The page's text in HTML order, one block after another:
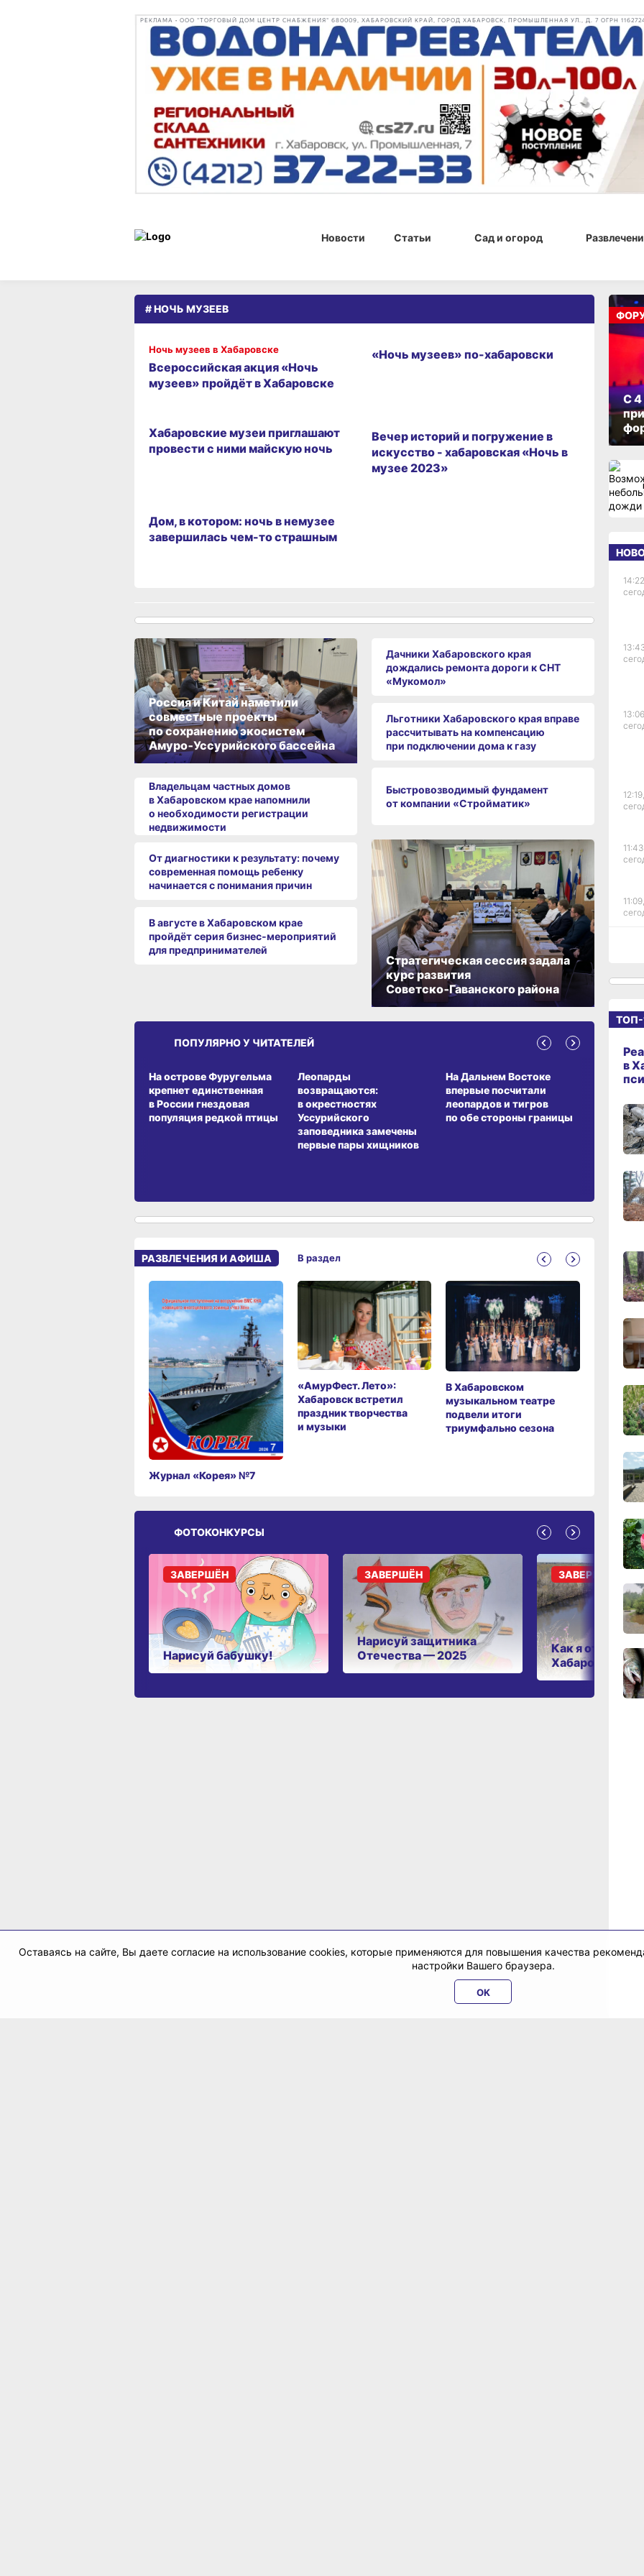
РЕКЛАМА • ООО "ТОРГОВЫЙ ДОМ ЦЕНТР СНАБЖЕНИЯ" 680009, ХАБАРОВСКИЙ КРАЙ, ГОРОД ХАБАРОВСК, ПРОМЫШЛЕННАЯ УЛ., Д. 7 ОГРН
Новости Статьи Сад и огород
# НОЧЬ МУЗЕЕВ
Ночь музеев в Хабаровске
Всероссийская акция «Ночь
музеев» пройдёт в Хабаровске
«Ночь музеев» по-хабаровски
Хабаровские музеи приглашают
провести с ними майскую ночь
Вечер историй и погружение в
искусство - хабаровская «Ночь в
музее 2023»
Дом, в котором: ночь в немузее
завершилась чем-то страшным
Россия и Китай наметили
совместные проекты
по сохранению экосистем
Амуро‑Уссурийского бассейна
Владельцам частных домов
в Хабаровском крае напомнили
о необходимости регистрации
недвижимости
От диагностики к результату: почему
современная помощь ребенку
начинается с понимания причин
В августе в Хабаровском крае
пройдёт серия бизнес‑мероприятий
для предпринимателей
Дачники Хабаровского края
дождались ремонта дороги к СНТ
«Мукомол»
Льготники Хабаровского края вправе
рассчитывать на компенсацию
при подключении дома к газу
Быстровозводимый фундамент
от компании «Стройматик»
Стратегическая сессия задала
курс развития
Советско‑Гаванского района
ПОПУЛЯРНО У ЧИТАТЕЛЕЙ
На острове Фуругельма
крепнет единственная
в России гнездовая
популяция редкой птицы
Леопарды
возвращаются:
в окрестностях
Уссурийского
заповедника замечены
первые пары хищников
На Дальнем Востоке
впервые посчитали
леопардов и тигров
по обе стороны границы
ЗЕМЛЯКИ
РАЗВЛЕЧЕНИЯ И АФИША
Журнал «Корея» №7
«АмурФест. Лето»:
Хабаровск встретил
праздник творчества
и музыки
В Хабаровском
музыкальном театре
подвели итоги
триумфально сезона
В раздел
ФОТОКОНКУРСЫ
Нарисуй бабушку!
ЗАВЕРШЁН
Нарисуй защитника
Отечества — 2025
ЗАВЕРШЁН
Как я отдыхаю
Хабаровском
ЗАВЕРШЁН
С 4
12:19,
11:09,
10:10,
18:19,
17:01,
ТОП-
в
Оставаясь на сайте, Вы даете согласие на использование cookies, которые применяются для повышения качества
настройки Вашего браузера.
OK